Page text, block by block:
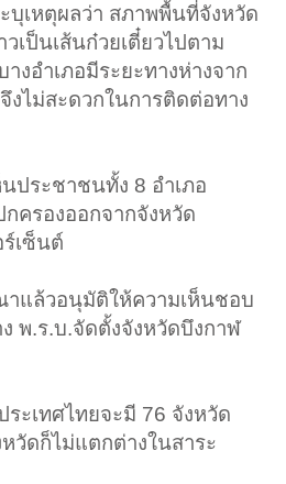
บุเหตุผลว่า สภาพพื้นที่จังหวัด
เป็นเส้นก๋วยเตี๋ยวไปตาม
งอำเภอมีระยะทางห่างจาก
งไม่สะดวกในการติดต่อทาง
ประชาชนทั้ง 8 อำเภอ
ครองออกจากจังหวัด
เซ็นต์
แล้วอนุมัติให้ความเห็นชอบ
พ.ร.บ.จัดตั้งจังหวัดบึงกาฬ
ะเทศไทยจะมี 76 จังหวัด
วัดก็ไม่แตกต่างในสาระ